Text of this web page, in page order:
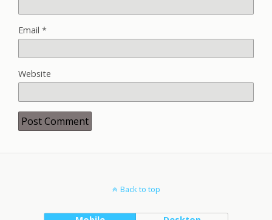
Email *
Website
Back to top